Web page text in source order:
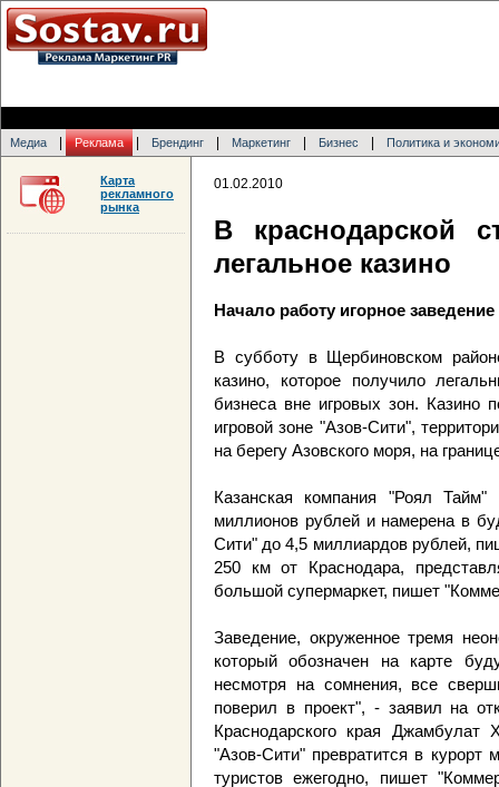
Медиа Реклама Брендинг Маркетинг Бизнес Политика и
01.02.2010
В краснодарской
легальное казино
Начало работу игорное
В субботу в Щербиновском
казино, которое получило
бизнеса вне игровых зон. Казино
игровой зоне "Азов-Сити",
на берегу Азовского моря, на
Казанская компания "Роял
миллионов рублей и намерена в
Сити" до 4,5 миллиардов рублей,
250 км от Краснодара,
большой супермаркет, пишет
Заведение, окруженное тремя
который обозначен на карте
несмотря на сомнения, все
поверил в проект", - заявил на
Краснодарского края
"Азов-Сити" превратится в курорт
туристов ежегодно, пишет
Карта
рекламного
рынка